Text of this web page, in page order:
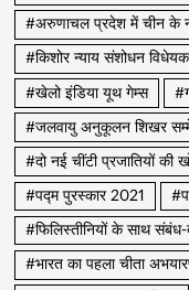
#अरुणाचल प्रदेश में चीन के
#किशोर न्याय संशोधन
#खेलो इंडिया यूथ गेम्स
#जलवायु अनुकूलन शिखर
#दो नई चींटी प्रजातियों की
#पद्म पुरस्कार 2021
#फिलिस्तीनियों के साथ संबंध-
#भारत का पहला चीता